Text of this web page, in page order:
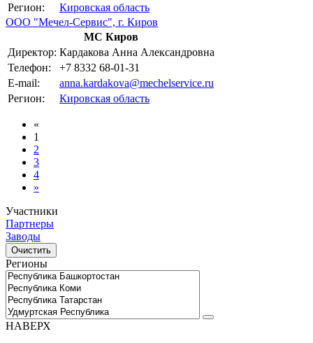
Регион:
Кировская область
ООО "Мечел-Сервис", г. Киров
МС Киров
Директор: Кардакова Анна Александровна
Телефон:
+7 8332 68-01-31
E-mail:
anna.kardakova@mechelservice.ru
Регион:
Кировская область
«
1
2
3
4
»
Участники
Партнеры
Заводы
Очистить
Регионы
НАВЕРХ